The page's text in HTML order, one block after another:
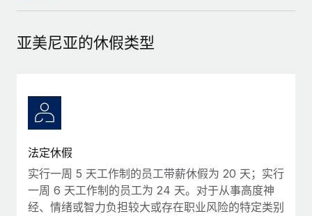
借助核心业务工具简化流程
咨询专家
获得全球人力资源与合规方面的专家帮助
背景调查
简化候选人筛选流程
合规守望台
战略技术合作伙伴
集成与人工智能自动化咨询
网络研讨会
活动
薪金与人才洞察
洞察中心
获得支持
查看全部资源
한국어
亚美尼亚的休假类型
法定休假
实行一周 5 天工作制的员工带薪休假为 20 天；实行
一周 6 天工作制的员工为 24 天。对于从事高度神
经、情绪或智力负担较大或存在职业风险的特定类别